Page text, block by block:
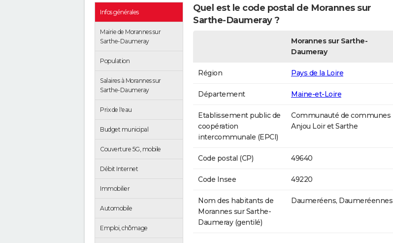
Infos générales
Mairie de Morannes sur
Sarthe-Daumeray
Population
Salaires à Morannes sur
Sarthe-Daumeray
Prix de l'eau
Budget municipal
Couverture 5G, mobile
Débit Internet
Immobilier
Automobile
Emploi, chômage
Quel est le code postal de Morannes sur
Sarthe-Daumeray ?
Morannes sur Sarthe-
Daumeray
Région Pays de la Loire
Département Maine-et-Loire
Etablissement public de
coopération
intercommunale (EPCI)
Communauté de communes
Anjou Loir et Sarthe
Code postal (CP) 49640
Code Insee 49220
Nom des habitants de
Morannes sur Sarthe-
Daumeray (gentilé)
Daumeréens, Daumeréennes